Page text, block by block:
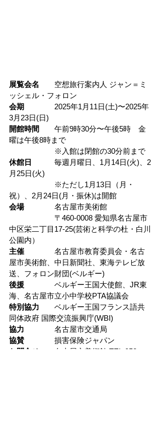
展覧会名
空想旅行案内人 ジャン＝ミ
ッシェル・フォロン
会期 2025年1月11日(土)〜2025年
3月23日(日)
開館時間 午前9時30分〜午後5時　金
曜は午後8時まで
※ 入館は閉館の30分前まで
休館日 毎週月曜日、1月14日(火)、2
月25日(火)
※ただし1月13日（月・
祝）、2月24日(月・振休)は開館
会場 名古屋市美術館
〒460-0008 愛知県名古屋市
中区栄二丁目17-25(芸術と科学の杜・白川
公園内）
主催 名古屋市教育委員会・名古
屋市美術館、中日新聞社、東海テレビ放
送、フォロン財団(ベルギー)
後援 ベルギー王国大使館、JR東
海、名古屋市立小中学校PTA協議会
特別協力 ベルギー王国フランス語共
同体政府 国際交流振興庁(WBI)
協力 名古屋市交通局
協賛 損害保険ジャパン
お問合せ
名古屋市美術館 TEL:052-